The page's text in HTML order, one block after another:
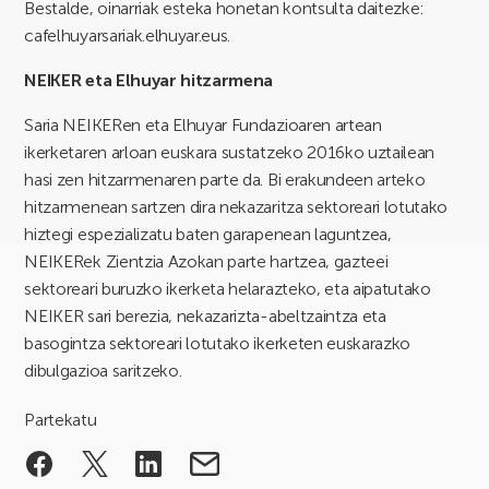
Bestalde, oinarriak esteka honetan kontsulta daitezke:
cafelhuyarsariak.elhuyar.eus.
NEIKER eta Elhuyar hitzarmena
Saria NEIKERen eta Elhuyar Fundazioaren artean
ikerketaren arloan euskara sustatzeko 2016ko uztailean
hasi zen hitzarmenaren parte da. Bi erakundeen arteko
hitzarmenean sartzen dira nekazaritza sektoreari lotutako
hiztegi espezializatu baten garapenean laguntzea,
NEIKERek Zientzia Azokan parte hartzea, gazteei
sektoreari buruzko ikerketa helarazteko, eta aipatutako
NEIKER sari berezia, nekazarizta-abeltzaintza eta
basogintza sektoreari lotutako ikerketen euskarazko
dibulgazioa saritzeko.
Partekatu